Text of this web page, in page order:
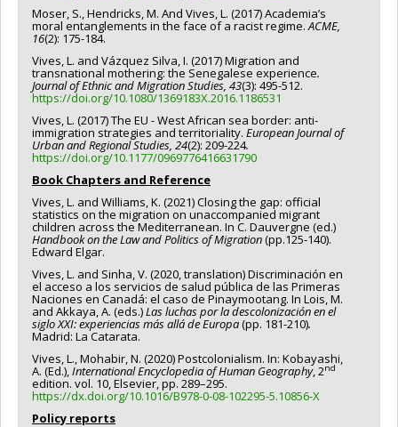
Moser, S., Hendricks, M. And Vives, L. (2017) Academia’s
moral entanglements in the face of a racist regime.ACME,
16(2): 175-184.
Vives, L. and Vázquez Silva, I. (2017) Migration and
transnational mothering: the Senegalese experience.
Journal of Ethnic and Migration Studies, 43(3): 495-512.
https://doi.org/10.1080/1369183X.2016.1186531
Vives, L. (2017) The EU - West African sea border: anti-
immigration strategies and territoriality. European Journal of
Urban and Regional Studies, 24(2): 209-224.
https://doi.org/10.1177/0969776416631790
Book Chapters and Reference
Vives, L. and Williams, K. (2021) Closing the gap: official
statistics on the migration on unaccompanied migrant
children across the Mediterranean. In C. Dauvergne (ed.)
Handbook on the Law and Politics of Migration(pp.125-140).
Edward Elgar.
Vives, L. and Sinha, V. (2020, translation) Discriminación en
el acceso a los servicios de salud pública de las Primeras
Naciones en Canadá: el caso de Pinaymootang. In Lois, M.
and Akkaya, A. (eds.)Las luchas por la descolonización en el
siglo XXI: experiencias más allá de Europa(pp. 181-210).
Madrid: La Catarata.
Vives, L., Mohabir, N. (2020) Postcolonialism. In: Kobayashi,
A. (Ed.),International Encyclopedia of Human Geography, 2nd
edition. vol. 10, Elsevier, pp. 289–295.
https://dx.doi.org/10.1016/B978-0-08-102295-5.10856-X
Policy reports